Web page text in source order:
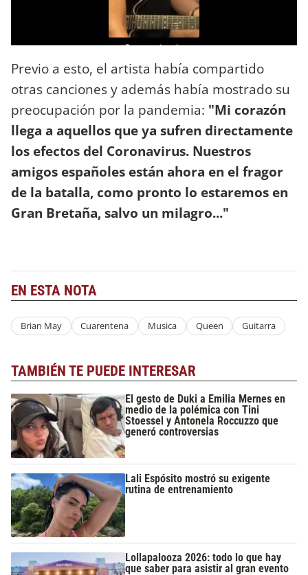
Previo a esto, el artista había compartido
otras canciones y además había mostrado su
preocupación por la pandemia: "Mi corazón
llega a aquellos que ya sufren directamente
los efectos del Coronavirus. Nuestros
amigos españoles están ahora en el fragor
de la batalla, como pronto lo estaremos en
Gran Bretaña, salvo un milagro..."
EN ESTA NOTA
Brian May Cuarentena Musica Queen Guitarra
TAMBIÉN TE PUEDE INTERESAR
El gesto de Duki a Emilia Mernes en
medio de la polémica con Tini
Stoessel y Antonela Roccuzzo que
generó controversias
Lali Espósito mostró su exigente
rutina de entrenamiento
Lollapalooza 2026: todo lo que hay
que saber para asistir al gran evento